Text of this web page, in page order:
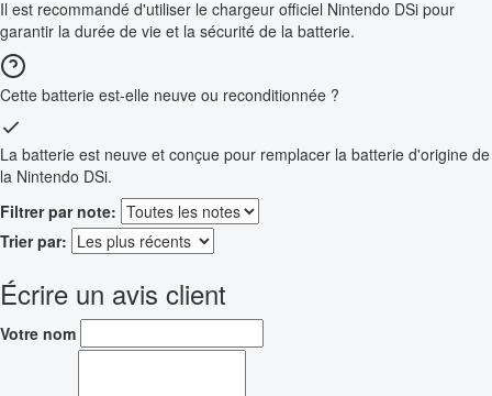
Il est recommandé d'utiliser le chargeur officiel Nintendo DSi pour
garantir la durée de vie et la sécurité de la batterie.
Cette batterie est-elle neuve ou reconditionnée ?
La batterie est neuve et conçue pour remplacer la batterie d'origine de
la Nintendo DSi.
Filtrer par note:
Trier par:
Écrire un avis client
Votre nom